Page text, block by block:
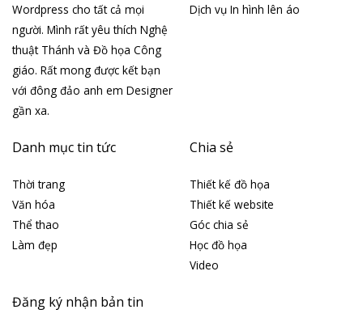
Wordpress cho tất cả mọi
người. Mình rất yêu thích Nghệ
thuật Thánh và Đồ họa Công
giáo. Rất mong được kết bạn
với đông đảo anh em Designer
gần xa.
Dịch vụ In hình lên áo
Danh mục tin tức
Thời trang
Văn hóa
Thể thao
Làm đẹp
Chia sẻ
Thiết kế đồ họa
Thiết kế website
Góc chia sẻ
Học đồ họa
Video
Đăng ký nhận bản tin